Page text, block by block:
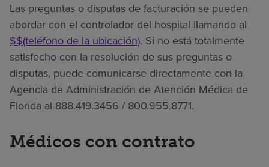
Las preguntas o disputas de facturación se pueden
abordar con el controlador del hospital llamando al
$$(teléfono de la ubicación). Si no está totalmente
satisfecho con la resolución de sus preguntas o
disputas, puede comunicarse directamente con la
Agencia de Administración de Atención Médica de
Florida al 888.419.3456 / 800.955.8771.
Médicos con contrato